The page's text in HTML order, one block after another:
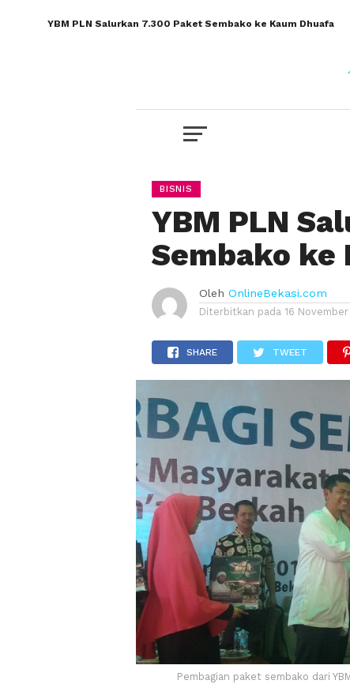
YBM PLN Salurkan 7.300 Paket Sembako ke Kaum Dhuafa
BISNIS
YBM PLN
Sembako ke
Oleh OnlineBekasi.com
Diterbitkan pada 16 November
SHARE TWEET
Pembagian paket sembako dari